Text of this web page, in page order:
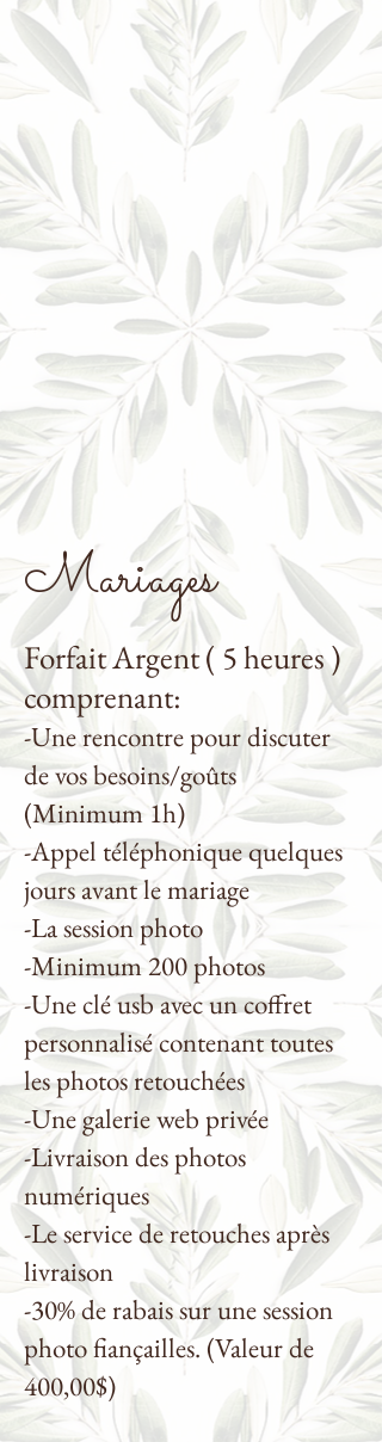
Mariages
Forfait Argent ( 5 heures )
comprenant:
-Une rencontre pour discuter
de vos besoins/goûts
(Minimum 1h)
-Appel téléphonique quelques
jours avant le mariage
-La session photo
-Minimum 200 photos
-Une clé usb avec un coffret
personnalisé contenant toutes
les photos retouchées
-Une galerie web privée
-Livraison des photos
numériques
-Le service de retouches après
livraison
-30% de rabais sur une session
photo fiançailles. (Valeur de
400,00$)